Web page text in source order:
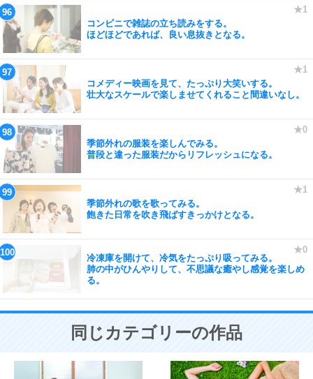
コンビニで雑誌の立ち読みをする。
ほどほどであれば、良い息抜きとなる。
コメディー映画を見て、たっぷり大笑いする。
壮大なスケールで楽しませてくれること間違いなし。
季節外れの服装を楽しんでみる。
普段と違った服装だからリフレッシュになる。
季節外れの歌を歌ってみる。
飽きた日常を吹き飛ばすきっかけとなる。
冷凍庫を開けて、冷気をたっぷり吸ってみる。
肺の中がひんやりして、不思議な癒やし感覚を楽しめ
る。
同じカテゴリーの作品